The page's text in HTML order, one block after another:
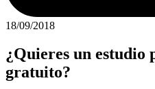
18/09/2018
¿Quieres un estudio
gratuito?